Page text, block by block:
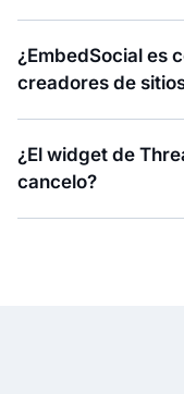
¿EmbedSocial es
creadores de
¿El widget de
cancelo?